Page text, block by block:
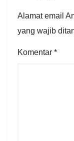
Alamat email
yang wajib
Komentar *